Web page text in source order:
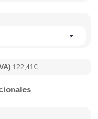
122,41€